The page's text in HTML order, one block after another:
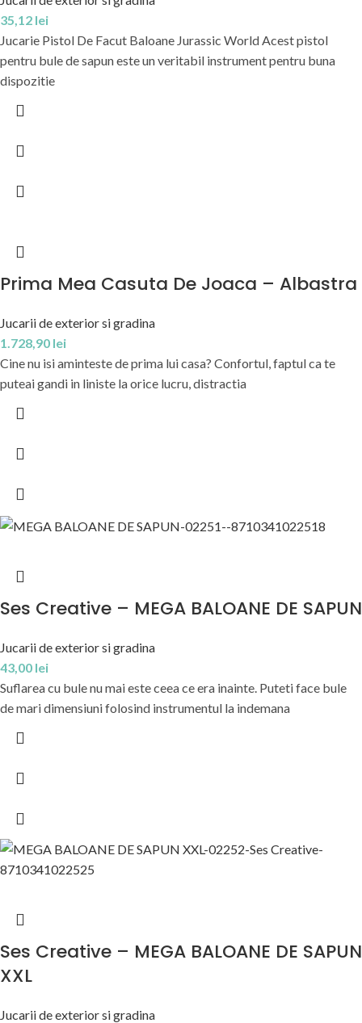
35,12 lei
Jucarie Pistol De Facut Baloane Jurassic World Acest pistol
pentru bule de sapun este un veritabil instrument pentru buna
dispozitie
Prima Mea Casuta De Joaca – Albastra
Jucarii de exterior si gradina
1.728,90 lei
Cine nu isi aminteste de prima lui casa? Confortul, faptul ca te
puteai gandi in liniste la orice lucru, distractia
Ses Creative – MEGA BALOANE DE SAPUN
Jucarii de exterior si gradina
43,00 lei
Suflarea cu bule nu mai este ceea ce era inainte. Puteti face bule
de mari dimensiuni folosind instrumentul la indemana
Ses Creative – MEGA BALOANE DE SAPUN
XXL
Jucarii de exterior si gradina